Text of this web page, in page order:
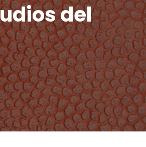
del